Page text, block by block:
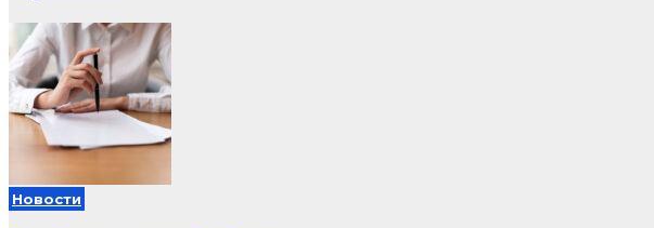
Новости